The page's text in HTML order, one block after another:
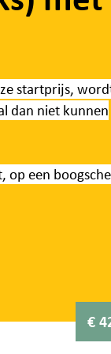
startprijs,
dan niet kunnen
op een
resideert
betreft een
ingeplant
van
€